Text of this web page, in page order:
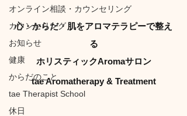
オンライン相談・カウンセリング
カウンセリング
お知らせ
健康
からだのこと
tae Therapist School
休日
心・からだ・肌をアロマテラピーで整え
る
ホリスティックAromaサロン
tae Aromatherapy & Treatment